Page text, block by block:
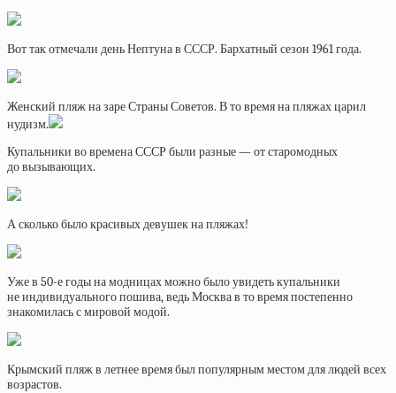
Вот так отмечали день Нептуна в СССР. Бархатный сезон 1961 года.
Женский пляж на заре Страны Советов. В то время на пляжах царил
нудизм.
Купальники во времена СССР были разные — от старомодных
до вызывающих.
А сколько было красивых девушек на пляжах!
Уже в 50-е годы на модницах можно было увидеть купальники
не индивидуального пошива, ведь Москва в то время постепенно
знакомилась с мировой модой.
Крымский пляж в летнее время был популярным местом для людей всех
возрастов.